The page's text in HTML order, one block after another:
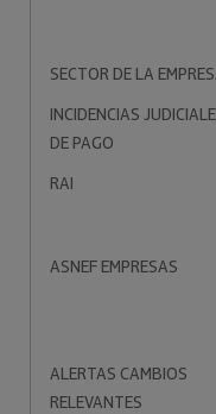
SECTOR DE LA
INCIDENCIAS
DE PAGO
RAI
ASNEF EMPRESAS
ALERTAS CAMBIOS
RELEVANTES